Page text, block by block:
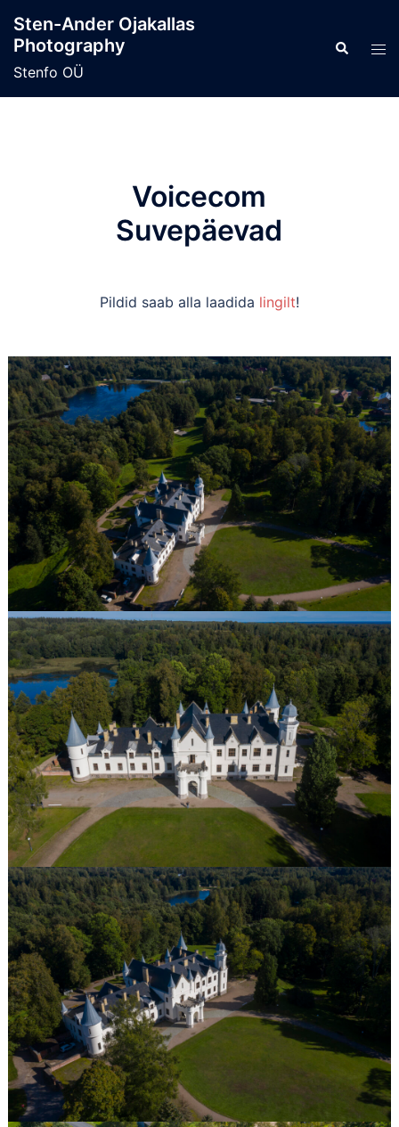
content
Sten-Ander Ojakallas
Photography
Stenfo OÜ
Search
Voicecom
Suvepäevad
Pildid saab alla laadida lingilt!